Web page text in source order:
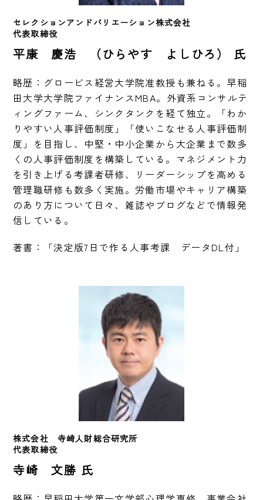
セレクションアンドバリエーション株式会社
代表取締役
平康 慶浩 （ひらやす よしひろ） 氏
略歴：グロービス経営大学院准教授も兼ねる。早稲
田大学大学院ファイナンスMBA。外資系コンサルテ
ィングファーム、シンクタンクを経て独立。「わか
りやすい人事評価制度」「使いこなせる人事評価制
度」を目指し、中堅・中小企業から大企業まで数多
くの人事評価制度を構築している。マネジメント力
を引き上げる考課者研修、リーダーシップを高める
管理職研修も数多く実施。労働市場やキャリア構築
のあり方について日々、雑誌やブログなどで情報発
信している。
著書：「決定版7日で作る人事考課　データDL付」
株式会社　寺崎人財総合研究所
代表取締役
寺崎 文勝 氏